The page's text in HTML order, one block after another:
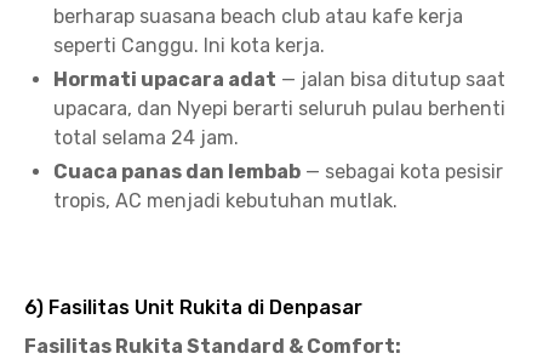
berharap suasana beach club atau kafe kerja
seperti Canggu. Ini kota kerja.
Hormati upacara adat — jalan bisa ditutup saat
upacara, dan Nyepi berarti seluruh pulau berhenti
total selama 24 jam.
Cuaca panas dan lembab — sebagai kota pesisir
tropis, AC menjadi kebutuhan mutlak.
6) Fasilitas Unit Rukita di Denpasar
Fasilitas Rukita Standard & Comfort: